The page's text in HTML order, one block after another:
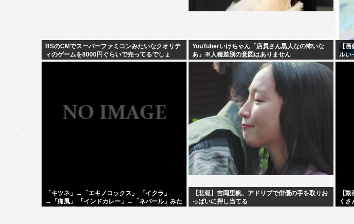
BSのCMでスーパーファミコンみたいなクオリテ
ィのゲームを8000円ぐらいで売ってるでしょ
YouTuberいけちゃん「店員さん黒人なの怖いな
あ」※人種差別の意図はありません
【
ルい
5万
「キツネ」→「エキノコックス」 「イクラ」
→「痛風」 「インドカレー」→「ネパール」みた
【悲報】吉岡里帆、アドリブで俳優の手を取りお
っぱいに押し当てる
【
く